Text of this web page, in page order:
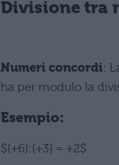
Divisione tra
Numeri concordi:
ha per modulo la
Esempio:
$(+6):(+3) = +2$